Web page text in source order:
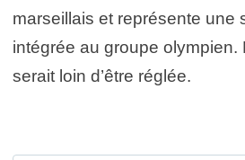
marseillais et représente une
intégrée au groupe olympien.
serait loin d’être réglée.